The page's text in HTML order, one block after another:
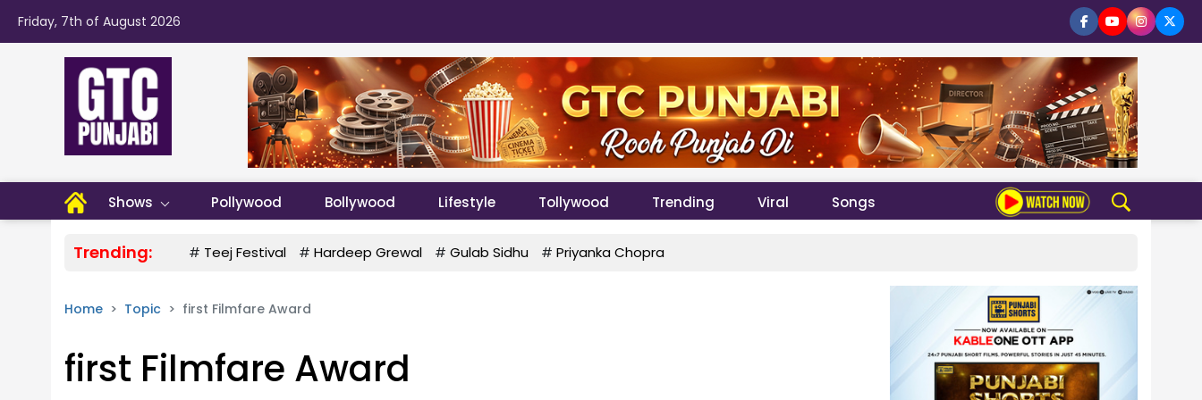
Friday, 7th of August 2026
Shows Pollywood Bollywood Lifestyle Tollywood Trending Viral Songs
Trending: # Teej Festival # Hardeep Grewal # Gulab Sidhu # Priyanka Chopra
Home Topic first Filmfare Award
first Filmfare Award